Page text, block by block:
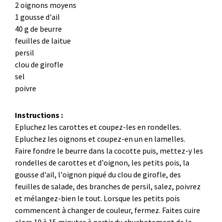
2 oignons moyens
1 gousse d'ail
40 g de beurre
feuilles de laitue
persil
clou de girofle
sel
poivre
Instructions :
Epluchez les carottes et coupez-les en rondelles.
Epluchez les oignons et coupez-en un en lamelles.
Faire fondre le beurre dans la cocotte puis, mettez-y les
rondelles de carottes et d'oignon, les petits pois, la
gousse d'ail, l'oignon piqué du clou de girofle, des
feuilles de salade, des branches de persil, salez, poivrez
et mélangez-bien le tout. Lorsque les petits pois
commencent à changer de couleur, fermez. Faites cuire